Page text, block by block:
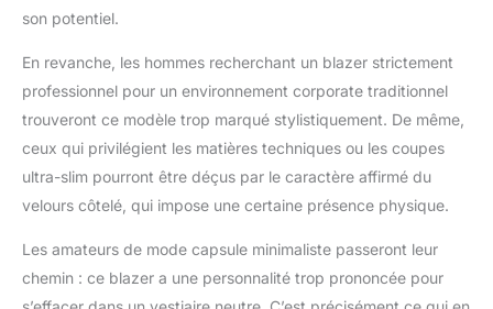
son potentiel.
En revanche, les hommes recherchant un blazer strictement
professionnel pour un environnement corporate traditionnel
trouveront ce modèle trop marqué stylistiquement. De même,
ceux qui privilégient les matières techniques ou les coupes
ultra-slim pourront être déçus par le caractère affirmé du
velours côtelé, qui impose une certaine présence physique.
Les amateurs de mode capsule minimaliste passeront leur
chemin : ce blazer a une personnalité trop prononcée pour